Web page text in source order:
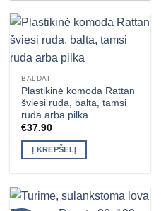
BALDAI
Plastikinė komoda Rattan
šviesi ruda, balta, tamsi
ruda arba pilka
€37.90
Į KREPŠELĮ